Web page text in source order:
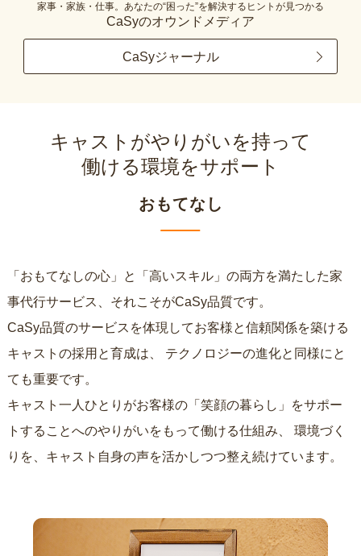
家事・家族・仕事。あなたの“困った”を解決するヒントが見つかる
CaSyのオウンドメディア
CaSyジャーナル
キャストがやりがいを持って
働ける環境をサポート
おもてなし
「おもてなしの心」と「高いスキル」の両方を満たした家
事代行サービス、それこそがCaSy品質です。
CaSy品質のサービスを体現してお客様と信頼関係を築ける
キャストの採用と育成は、
ても重要です。
キャスト一人ひとりがお客様の「笑顔の暮らし」をサポー
トすることへのやりがいをもって働ける仕組み、
りを、キャスト自身の声を活かしつつ整え続けています。